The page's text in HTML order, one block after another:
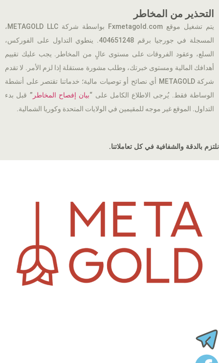
التحذير من المخاطر
يتم تشغيل موقع Fxmetagold.com بواسطة شركة METAGOLD LLC،
المسجلة في جورجيا برقم 404651248. ينطوي التداول على الفوركس،
السلع، وعقود الفروقات على مستوى عالٍ من المخاطر. يجب عليك تقييم
أهدافك المالية ومستوى خبرتك، وطلب مشورة مستقلة إذا لزم الأمر. لا تقدم
شركة METAGOLD أي نصائح أو توصيات مالية؛ خدماتنا تقتصر على أنشطة
الوساطة فقط. يُرجى الاطلاع الكامل على “بيان إفصاح المخاطر ” قبل بدء
التداول. الموقع غير موجه للمقيمين في الولايات المتحدة وكوريا الشمالية.
نلتزم بالدقة والشفافية في كل تعاملاتنا.